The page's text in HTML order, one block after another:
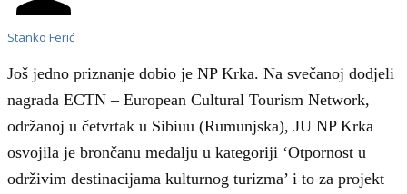
Stanko Ferić
Još jedno priznanje dobio je NP Krka. Na svečanoj dodjeli
nagrada ECTN – European Cultural Tourism Network,
održanoj u četvrtak u Sibiuu (Rumunjska), JU NP Krka
osvojila je brončanu medalju u kategoriji ‘Otpornost u
održivim destinacijama kulturnog turizma’ i to za projekt